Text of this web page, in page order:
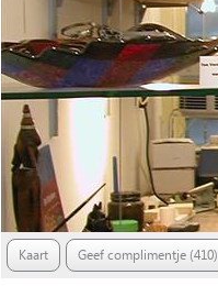
Kaart Geef complimentje (410)